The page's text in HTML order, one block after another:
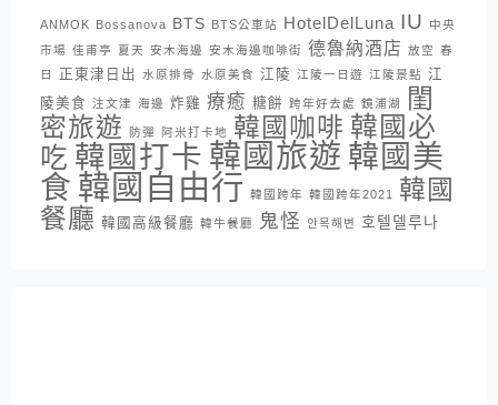
ANMOK Bossanova BTS BTS公車站 HotelDelLuna IU
中央
市場 佳甫亭 夏天 安木海邊 安木海邊咖啡街 德魯納酒店 放空 春
日
正東津日出 水原排骨 水原美食 江陵 江陵一日遊 江陵景點 江
陵美食 注文津 海邊 炸雞 療癒 糖餅 跨年好去處 鏡浦湖
閨
密旅遊
防彈 阿米打卡地 韓國咖啡 韓國必
吃 韓國打卡 韓國旅遊 韓國美
食 韓國自由行 韓國跨年 韓國跨年2021
韓國
餐廳 韓國高級餐廳 韓牛餐廳 鬼怪 안목해변 호텔델루나